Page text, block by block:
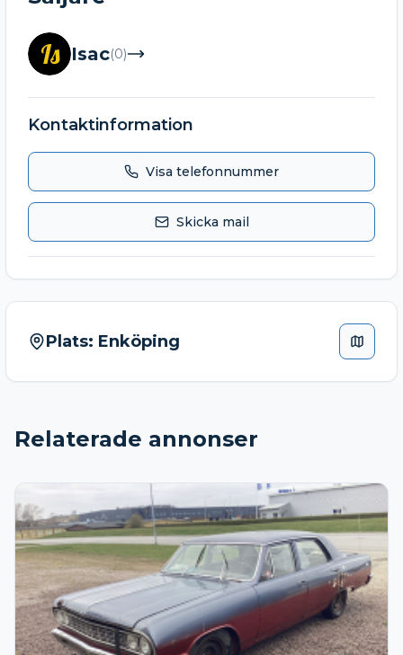
Is Isac(0)
Kontaktinformation
Visa telefonnummer
Skicka mail
Plats: Enköping
Relaterade annonser